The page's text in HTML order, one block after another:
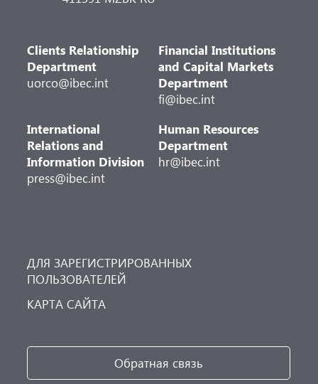
Clients Relationship
Department
uorco@ibec.int
Financial Institutions
and Capital Markets
Department
fi@ibec.int
International
Relations and
Information Division
press@ibec.int
Human Resources
Department
hr@ibec.int
ДЛЯ ЗАРЕГИСТРИРОВАННЫХ
ПОЛЬЗОВАТЕЛЕЙ
КАРТА САЙТА
Обратная связь